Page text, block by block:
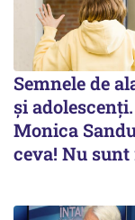
Semnele de
și
Monica
ceva! Nu sunt